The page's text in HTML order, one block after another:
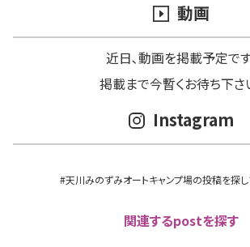
動画
近日､動画を掲載予定です
掲載まで今暫くお待ち下さ
Instagram
#天川みのずみオートキャンプ場の投稿を探し
関連するpostを探す